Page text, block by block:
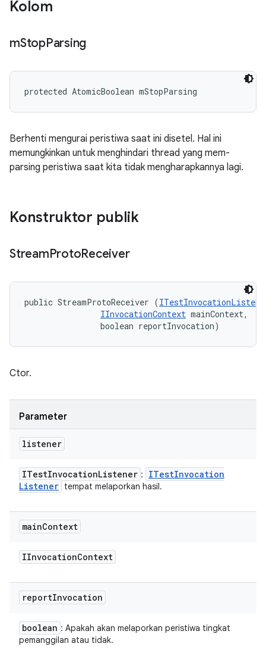
Kolom
mStopParsing
protected AtomicBoolean mStopParsing
Berhenti mengurai peristiwa saat ini disetel. Hal ini
memungkinkan untuk menghindari thread yang mem-
parsing peristiwa saat kita tidak mengharapkannya lagi.
Konstruktor publik
StreamProtoReceiver
public StreamProtoReceiver (
IInvocationContext mainContext,
                boolean reportInvocation)
Ctor.
Parameter
listener
ITestInvocationListener : ITestInvocation
Listener tempat melaporkan hasil.
mainContext
IInvocationContext
reportInvocation
boolean : Apakah akan melaporkan peristiwa tingkat
pemanggilan atau tidak.